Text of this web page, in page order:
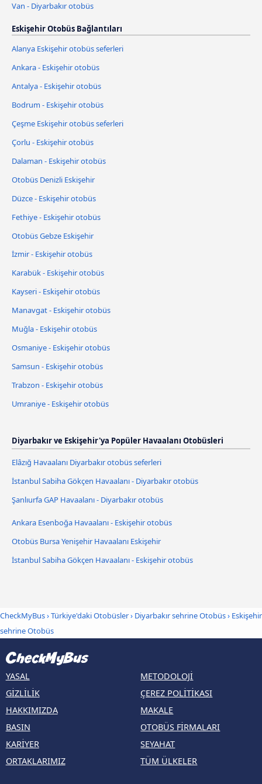
Van - Diyarbakır otobüs
Eskişehir Otobüs Bağlantıları
Alanya Eskişehir otobüs seferleri
Ankara - Eskişehir otobüs
Antalya - Eskişehir otobüs
Bodrum - Eskişehir otobüs
Çeşme Eskişehir otobüs seferleri
Çorlu - Eskişehir otobüs
Dalaman - Eskişehir otobüs
Otobüs Denizli Eskişehir
Düzce - Eskişehir otobüs
Fethiye - Eskişehir otobüs
Otobüs Gebze Eskişehir
İzmir - Eskişehir otobüs
Karabük - Eskişehir otobüs
Kayseri - Eskişehir otobüs
Manavgat - Eskişehir otobüs
Muğla - Eskişehir otobüs
Osmaniye - Eskişehir otobüs
Samsun - Eskişehir otobüs
Trabzon - Eskişehir otobüs
Umraniye - Eskişehir otobüs
Diyarbakır ve Eskişehir'ya Popüler Havaalanı Otobüsleri
Elâzığ Havaalanı Diyarbakır otobüs seferleri
İstanbul Sabiha Gökçen Havaalanı - Diyarbakır otobüs
Şanlıurfa GAP Havaalanı - Diyarbakır otobüs
Ankara Esenboğa Havaalanı - Eskişehir otobüs
Otobüs Bursa Yenişehir Havaalanı Eskişehir
İstanbul Sabiha Gökçen Havaalanı - Eskişehir otobüs
CheckMyBus›Türkiye'daki Otobüsler› Diyarbakır sehrine Otobüs› Eskişehir
sehrine Otobüs
YASAL
GIZLILIK
HAKKIMIZDA
BASIN
KARIYER
ORTAKLARIMIZ
METODOLOJI
ÇEREZ POLITIKASI
MAKALE
OTOBÜS FIRMALARI
SEYAHAT
TÜM ÜLKELER